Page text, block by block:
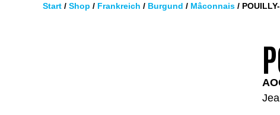
Start / Shop / Frankreich / Burgund / Mâconnais /